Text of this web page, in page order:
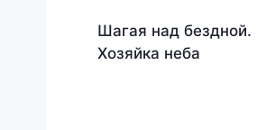
Шагая над бездной.
Хозяйка неба